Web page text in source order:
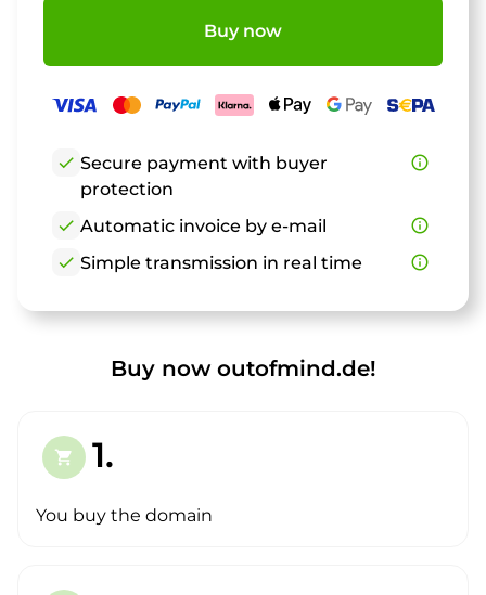
Buy now
check Secure payment with buyer
protection
info_outline
check Automatic invoice by e-mail
info_outline
check Simple transmission in real time info_outline
Buy now outofmind.de!
shopping_cart 1.
You buy the domain